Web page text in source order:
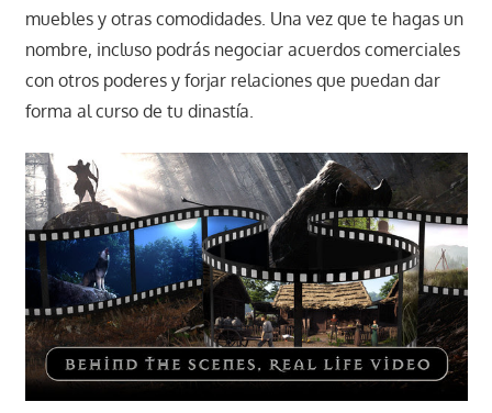
muebles y otras comodidades. Una vez que te hagas un
nombre, incluso podrás negociar acuerdos comerciales
con otros poderes y forjar relaciones que puedan dar
forma al curso de tu dinastía.